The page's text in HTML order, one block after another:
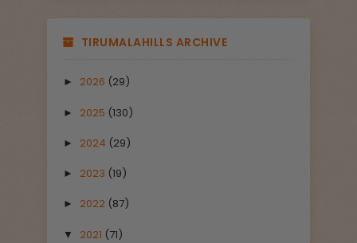
TIRUMALAHILLS ARCHIVE
► 2026 (29)
► 2025 (130)
► 2024 (29)
► 2023 (19)
► 2022 (87)
▼ 2021 (71)